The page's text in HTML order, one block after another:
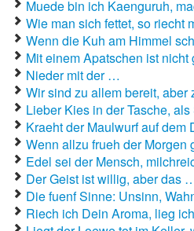
Antiwitze
Anwaltswitze
Arbeitswitze
Arztwitze
Autoaufkleber Sprüche
Bankerwitze
Bart Simpson Sprüche
Muede bin ich Kaenguruh,
Wie man sich fettet, so riecht
Wenn die Kuh am Himmel
Mit einem Apatschen ist
Nieder mit der …
Wir sind zu allem bereit,
Lieber Kies in der Tasche,
Kraeht der Maulwurf auf
Wenn allzu frueh der Morgen
Edel sei der Mensch,
Der Geist ist willig, aber das
Die fuenf Sinne: Unsinn,
Riech ich Dein Aroma, lieg